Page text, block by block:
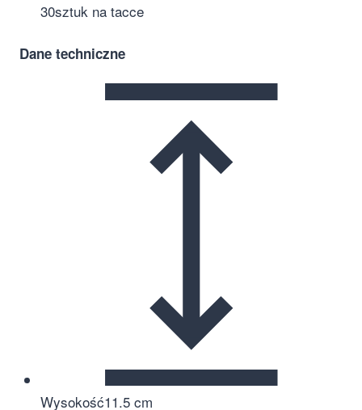
30sztuk na tacce
Dane techniczne
Wysokość11.5 cm